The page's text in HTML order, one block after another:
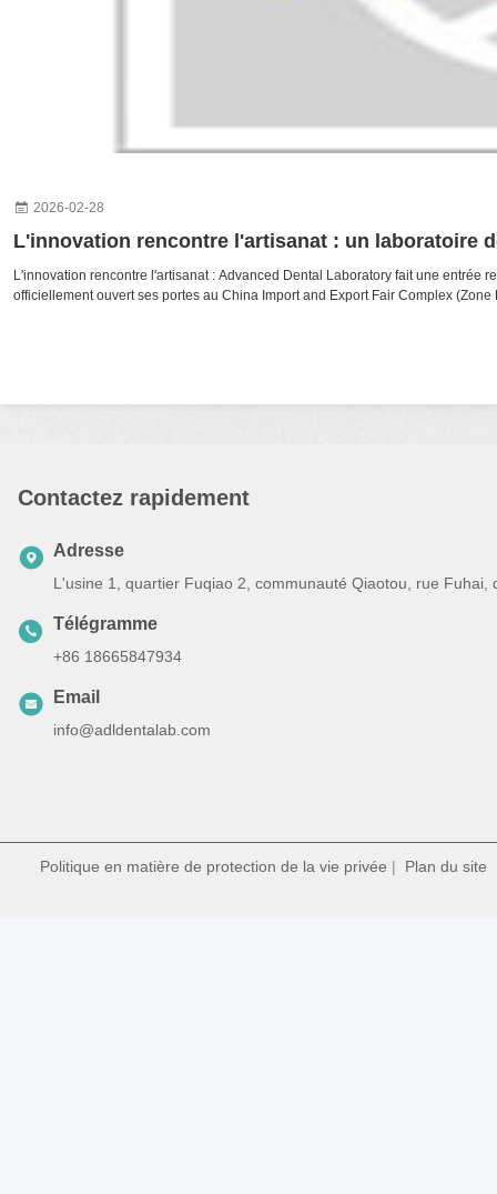
2026-02-28
L'innovation rencontre l'artisanat : un laboratoire
L'innovation rencontre l'artisanat : Advanced Dental Laboratory fait une
officiellement ouvert ses portes au China Import and Export Fair Complex (Zone
Contactez rapidement
Adresse
L'usine 1, quartier Fuqiao 2, communauté Qiaotou, rue
Télégramme
+86 18665847934
Email
info@adldentalab.com
Politique en matière de protection de la vie privée | Plan du site